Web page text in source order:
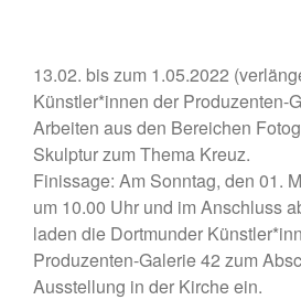
13.02. bis zum 1.05.2022
Künstler*innen der Produzenten-
Arbeiten aus den Bereichen
Skulptur zum Thema Kreuz.
Finissage: Am Sonntag, den 01.
um 10.00 Uhr und im Anschluss
laden die Dortmunder
Produzenten-Galerie 42 zum
Ausstellung in der Kirche ein.